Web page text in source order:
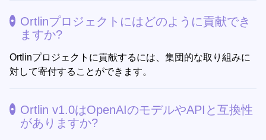
Ortlinプロジェクトにはどのように貢献でき
ますか?
Ortlinプロジェクトに貢献するには、集団的な取り組みに
対して寄付することができます。
Ortlin v1.0はOpenAIのモデルやAPIと互換性
がありますか?